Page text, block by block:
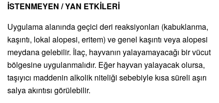
İSTENMEYEN / YAN ETKİLERİ
Uygulama alanında geçici deri reaksiyonları (kabuklanma,
kaşıntı, lokal alopesi, eritem) ve genel kaşıntı veya alopesi
meydana gelebilir. İlaç, hayvanın yalayamayacağı bir vücut
bölgesine uygulanmalıdır. Eğer hayvan yalayacak olursa,
taşıyıcı maddenin alkolik niteliği sebebiyle kısa süreli aşırı
salya akıntısı görülebilir.